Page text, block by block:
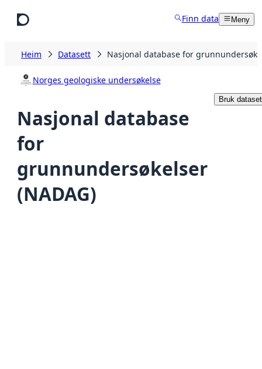
Finn data Meny
Heim Datasett Nasjonal database for
Norges geologiske undersøkelse
Nasjonal database
for
grunnundersøkelser
(NADAG)
Bruk